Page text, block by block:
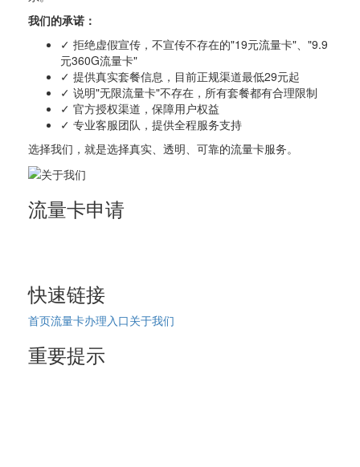
我们的承诺：
✓ 拒绝虚假宣传，不宣传不存在的"19元流量卡"、"9.9
元360G流量卡"
✓ 提供真实套餐信息，目前正规渠道最低29元起
✓ 说明"无限流量卡"不存在，所有套餐都有合理限制
✓ 官方授权渠道，保障用户权益
✓ 专业客服团队，提供全程服务支持
选择我们，就是选择真实、透明、可靠的流量卡服务。
流量卡申请
快速链接
首页流量卡办理入口关于我们
重要提示